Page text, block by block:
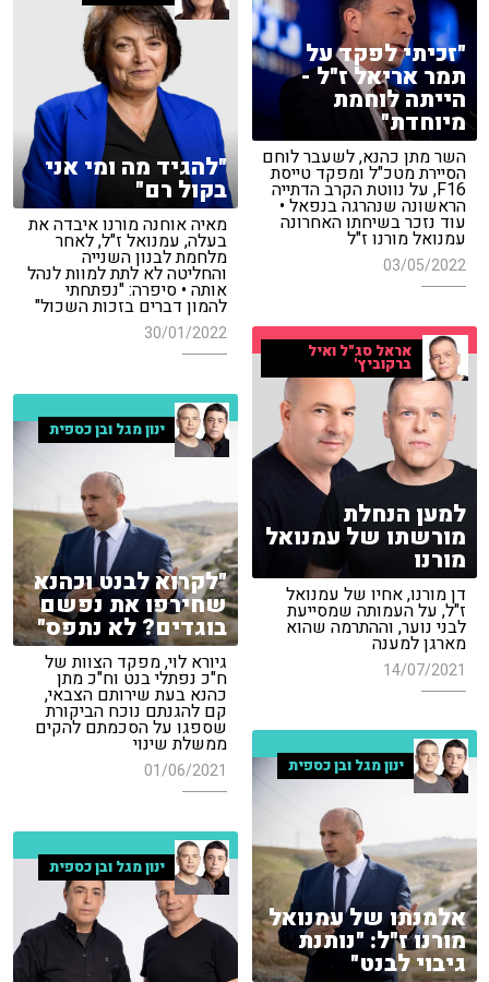
"זכיתי לפקד על
תמר אריאל ז"ל -
הייתה לוחמת
מיוחדת"
השר מתן כהנא, לשעבר לוחם
הסיירת מטכ"ל ומפקד טייסת
F16, על נווטת הקרב הדתייה
הראשונה שנהרגה בנפאל •
עוד נזכר בשיחתו האחרונה
עמנואל מורנו ז"ל
03/05/2022
"להגיד מה ומי אני
בקול רם"
מאיה אוחנה מורנו איבדה את
בעלה, עמנואל ז"ל, לאחר
מלחמת לבנון השנייה
והחליטה לא לתת למוות לנהל
אותה • סיפרה: "נפתחתי
להמון דברים בזכות השכול"
30/01/2022
אראל סג"ל ואיל
ברקוביץ'
למען הנחלת
מורשתו של עמנואל
מורנו
דן מורנו, אחיו של עמנואל
ז"ל, על העמותה שמסייעת
לבני נוער, וההתרמה שהוא
מארגן למענה
14/07/2021
ינון מגל ובן כספית
"לקרוא לבנט וכהנא
שחירפו את נפשם
בוגדים? לא נתפס"
גיורא לוי, מפקד הצוות של
ח"כ נפתלי בנט וח"כ מתן
כהנא בעת שירותם הצבאי,
קם להגנתם נוכח הביקורת
שספגו על הסכמתם להקים
ממשלת שינוי
01/06/2021 ינון מגל ובן כספית
אלמנתו של עמנואל
מורנו ז"ל: "נותנת
גיבוי לבנט"
ינון מגל ובן כספית